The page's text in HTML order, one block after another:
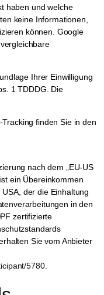
haben und welche
keine Informationen,
können. Google
Ihrer Einwilligung
1 TDDDG. Die
finden Sie in den
nach dem „EU-US
ein Übereinkommen
der die Einhaltung
in den
zertifizierte
Sie vom Anbieter
5780.